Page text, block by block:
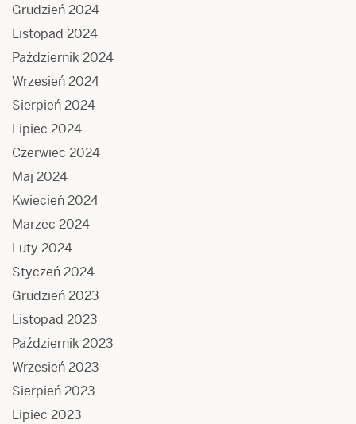
Grudzień 2024
Listopad 2024
Październik 2024
Wrzesień 2024
Sierpień 2024
Lipiec 2024
Czerwiec 2024
Maj 2024
Kwiecień 2024
Marzec 2024
Luty 2024
Styczeń 2024
Grudzień 2023
Listopad 2023
Październik 2023
Wrzesień 2023
Sierpień 2023
Lipiec 2023